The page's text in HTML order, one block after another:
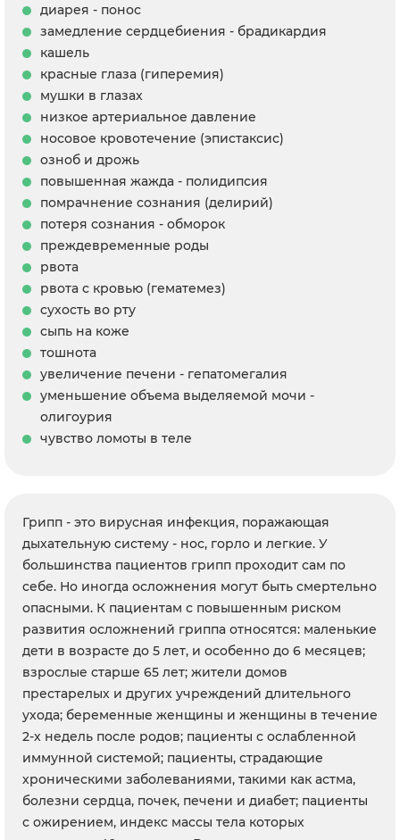
диарея - понос
замедление сердцебиения - брадикардия
кашель
красные глаза (гиперемия)
мушки в глазах
низкое артериальное давление
носовое кровотечение (эпистаксис)
озноб и дрожь
повышенная жажда - полидипсия
помрачнение сознания (делирий)
потеря сознания - обморок
преждевременные роды
рвота
рвота с кровью (гематемез)
сухость во рту
сыпь на коже
тошнота
увеличение печени - гепатомегалия
уменьшение объема выделяемой мочи -
олигоурия
чувство ломоты в теле
Грипп - это вирусная инфекция, поражающая
дыхательную систему - нос, горло и легкие. У
большинства пациентов грипп проходит сам по
себе. Но иногда осложнения могут быть смертельно
опасными. К пациентам с повышенным риском
развития осложнений гриппа относятся: маленькие
дети в возрасте до 5 лет, и особенно до 6 месяцев;
взрослые старше 65 лет; жители домов
престарелых и других учреждений длительного
ухода; беременные женщины и женщины в течение
2-х недель после родов; пациенты с ослабленной
иммунной системой; пациенты, страдающие
хроническими заболеваниями, такими как астма,
болезни сердца, почек, печени и диабет; пациенты
с ожирением, индекс массы тела которых